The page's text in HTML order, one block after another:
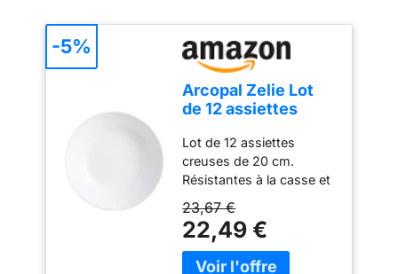
Arcopal Zelie Lot
de 12 assiettes
opale extra
résistant Blanc 20
cm
Lot de 12 assiettes
creuses de 20 cm.
Résistantes à la casse et
au lave-vaisselle,
résistantes aux
changements de
23,67 €
22,49 €
-5%